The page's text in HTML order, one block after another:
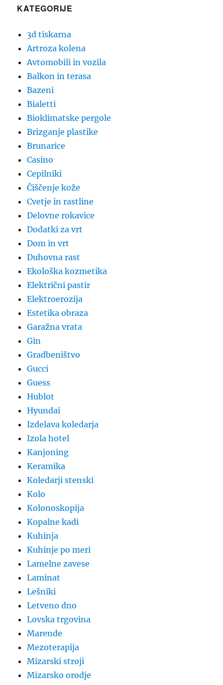
KATEGORIJE
3d tiskarna
Artroza kolena
Avtomobili in vozila
Balkon in terasa
Bazeni
Bialetti
Bioklimatske pergole
Brizganje plastike
Brunarice
Casino
Cepilniki
Čiščenje kože
Cvetje in rastline
Delovne rokavice
Dodatki za vrt
Dom in vrt
Duhovna rast
Ekološka kozmetika
Električni pastir
Elektroerozija
Estetika obraza
Garažna vrata
Gin
Gradbeništvo
Gucci
Guess
Hublot
Hyundai
Izdelava koledarja
Izola hotel
Kanjoning
Keramika
Koledarji stenski
Kolo
Kolonoskopija
Kopalne kadi
Kuhinja
Kuhinje po meri
Lamelne zavese
Laminat
Lešniki
Letveno dno
Lovska trgovina
Marende
Mezoterapija
Mizarski stroji
Mizarsko orodje